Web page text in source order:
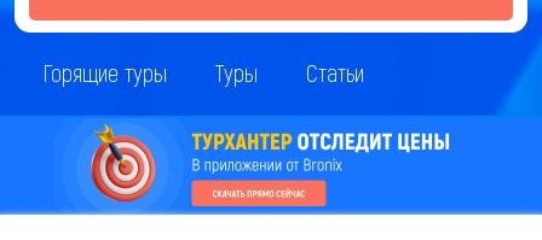
Горящие туры Туры Статьи